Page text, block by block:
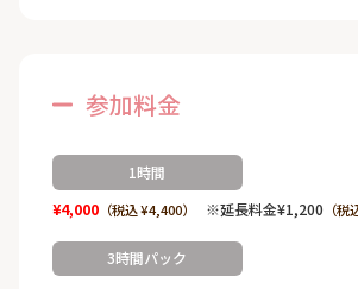
参加料金
1時間
¥4,000（税込 ¥4,400） ※延長料金¥1,200 （税
3時間パック